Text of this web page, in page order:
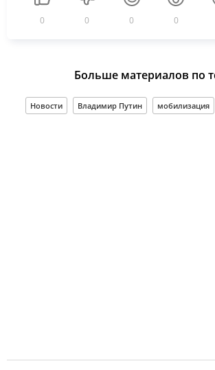
0 0 0 0
Больше материалов по
Новости Владимир Путин мобилизация